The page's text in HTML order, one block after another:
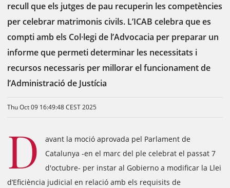
recull que els jutges de pau recuperin les competències
per celebrar matrimonis civils. L’ICAB celebra que es
compti amb els Col·legi de l’Advocacia per preparar un
informe que permeti determinar les necessitats i
recursos necessaris per millorar el funcionament de
l’Administració de Justícia
Thu Oct 09 16:49:48 CEST 2025
D
avant la moció aprovada pel Parlament de
Catalunya -en el marc del ple celebrat el passat 7
d'octubre- per instar al Gobierno a modificar la Llei
d’Eficiència judicial en relació amb els requisits de